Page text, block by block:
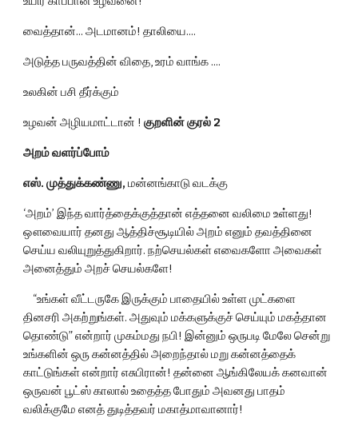
வைத்தான்... அடமானம்! தாலியை....
அடுத்த பருவத்தின் விதை, உரம் வாங்க ....
உலகின் பசி தீர்க்கும்
உழவன் அழியமாட்டான் ! குறளின் குரல் 2
அறம் வளர்ப்போம்
எஸ். முத்துக்கண்ணு, மன்னங்காடு வடக்கு
‘அறம்’ இந்த வார்த்தைக்குத்தான் எத்தனை வலிமை உள்ளது!
ஔவையார் தனது ஆத்திச்சூடியில் அறம் எனும் தவத்தினை
செய்ய வலியுறுத்துகிறார். நற்செயல்கள் எவைகளோ அவைகள்
அனைத்தும் அறச் செயல்களே!
தினசரி அகற்றுங்கள். அதுவும் மக்களுக்குச் செய்யும் மகத்தான
தொண்டு” என்றார் முகம்மது நபி! இன்னும் ஒருபடி மேலே சென்று
உங்களின் ஒரு கன்னத்தில் அறைந்தால் மறு கன்னத்தைக்
காட்டுங்கள் என்றார் எசுபிரான்! தன்னை ஆங்கிலேயக் கனவான்
ஒருவன் பூட்ஸ் காலால் உதைத்த போதும் அவனது பாதம்
வலிக்குமே எனத் துடித்தவர் மகாத்மாவானார்!